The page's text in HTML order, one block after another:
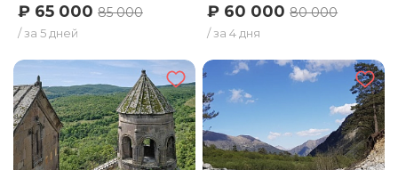
₽ 65 000 85 000
/ за 5 дней
₽ 60 00080 000
/ за 4 дня